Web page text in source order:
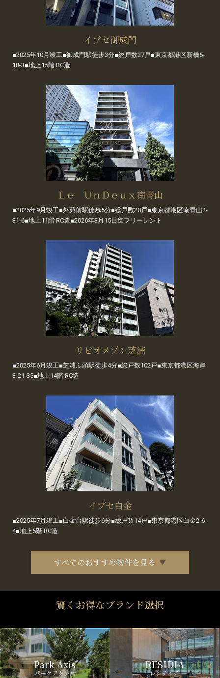
イプセ御成門
■2025年10月竣工■御成門駅徒歩3分■総戸数27戸■東京都港区新橋6-
18-3■地上15階 RC造
Ｌｅ ＵｎＤｅｕｘ南青山
■2025年9月竣工■外苑前駅徒歩5分■総戸数20戸■東京都港区南青山2-
31-6■地上11階 RC造■2026年3月15日迄フリーレント
リビオメゾン芝浦
■2025年6月竣工■芝浦ふ頭駅徒歩4分■総戸数102戸■東京都港区海岸
3-21-35■地上14階 RC造
イプセ白金
■2025年7月竣工■白金台駅徒歩6分■総戸数14戸■東京都港区白金2-6-
4■地上5階 RC造
すべてのおすすめ物件を見る
賢くお得なブランド選択
Park Axis
パークアクシス
RESIDIA
レジディア